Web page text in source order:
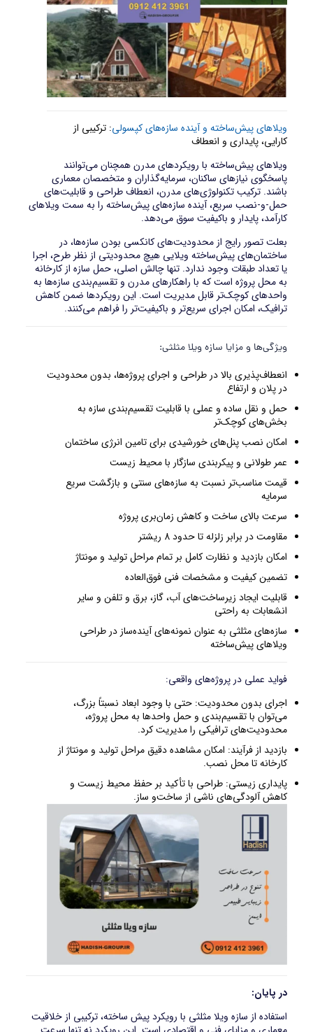
ویلاهای پیش‌ساخته و آینده سازه‌های کپسولی: ترکیبی از
کارایی، پایداری و انعطاف
ویلاهای پیش‌ساخته با رویکردهای مدرن همچنان می‌توانند
پاسخگوی نیازهای ساکنان، سرمایه‌گذاران و متخصصان معماری
باشند. ترکیب تکنولوژی‌های مدرن، انعطاف طراحی و قابلیت‌های
حمل-و-نصب سریع، آینده سازه‌های پیش‌ساخته را به سمت ویلاهای
کارآمد، پایدار و باکیفیت سوق می‌دهد.
بعلت تصور رایج از محدودیت‌های کانکسی بودن سازه‌ها، در
ساختمان‌های پیش‌ساخته ویلایی هیچ محدودیتی از نظر طرح، اجرا
یا تعداد طبقات وجود ندارد. تنها چالش اصلی، حمل سازه از کارخانه
به محل پروژه است که با راهکارهای مدرن و تقسیم‌بندی سازه‌ها به
واحدهای کوچک‌تر قابل مدیریت است. این رویکردها ضمن کاهش
ترافیک، امکان اجرای سریع‌تر و باکیفیت‌تر را فراهم می‌کنند.
ویژگی‌ها و مزایا سازه ویلا مثلثی:
انعطاف‌پذیری بالا در طراحی و اجرای پروژه‌ها، بدون محدودیت
در پلان و ارتفاع
حمل و نقل ساده و عملی با قابلیت تقسیم‌بندی سازه به
بخش‌های کوچک‌تر
امکان نصب پنل‌های خورشیدی برای تامین انرژی ساختمان
عمر طولانی و پیکربندی سازگار با محیط زیست
قیمت مناسب‌تر نسبت به سازه‌های سنتی و بازگشت سریع
سرمایه
سرعت بالای ساخت و کاهش زمان‌بری پروژه
مقاومت در برابر زلزله تا حدود 8 ریشتر
امکان بازدید و نظارت کامل بر تمام مراحل تولید و مونتاژ
تضمین کیفیت و مشخصات فنی فوق‌العاده
قابلیت ایجاد زیرساخت‌های آب، گاز، برق و تلفن و سایر
انشعابات به راحتی
سازه‌های مثلثی به عنوان نمونه‌های آینده‌ساز در طراحی
ویلاهای پیش‌ساخته
فواید عملی در پروژه‌های واقعی:
اجرای بدون محدودیت: حتی با وجود ابعاد نسبتاً بزرگ،
می‌توان با تقسیم‌بندی و حمل واحدها به محل پروژه،
محدودیت‌های ترافیکی را مدیریت کرد.
بازدید از فرآیند: امکان مشاهده دقیق مراحل تولید و مونتاژ از
کارخانه تا محل نصب.
پایداری زیستی: طراحی با تأکید بر حفظ محیط زیست و
کاهش آلودگی‌های ناشی از ساخت‌و‌ ساز.
در پایان:
استفاده از سازه ویلا مثلثی با رویکرد پیش ساخته، ترکیبی از خلاقیت